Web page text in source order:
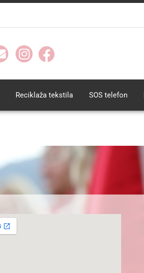
Reciklaža tekstila SOS telefon